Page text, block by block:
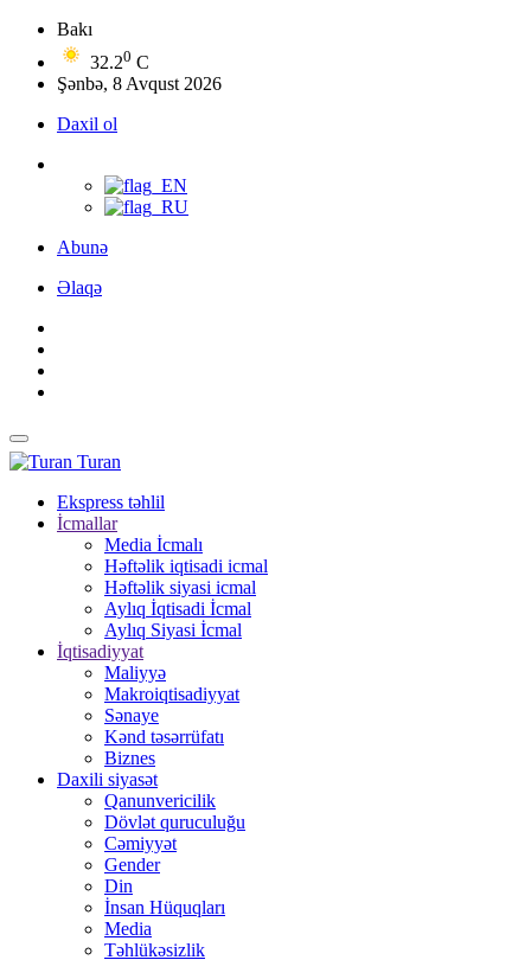
Bakı
32.20 C
Şənbə, 8 Avqust 2026
Daxil ol
Abunə
Əlaqə
Turan
Ekspress təhlil
İcmallar
Media İcmalı
Həftəlik iqtisadi icmal
Həftəlik siyasi icmal
Aylıq İqtisadi İcmal
Aylıq Siyasi İcmal
İqtisadiyyat
Maliyyə
Makroiqtisadiyyat
Sənaye
Kənd təsərrüfatı
Biznes
Daxili siyasət
Qanunvericilik
Dövlət quruculuğu
Cəmiyyət
Gender
Din
İnsan Hüquqları
Media
Təhlükəsizlik